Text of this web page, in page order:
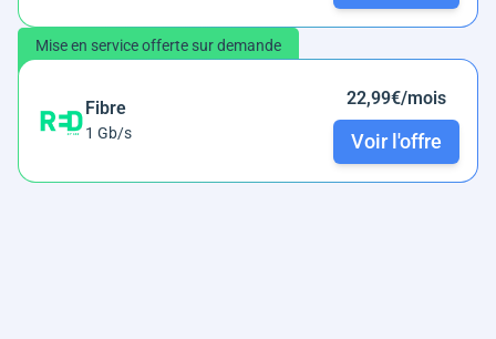
Mise en service offerte sur demande
Fibre
1 Gb/s
22,99€/mois
Voir l'offre